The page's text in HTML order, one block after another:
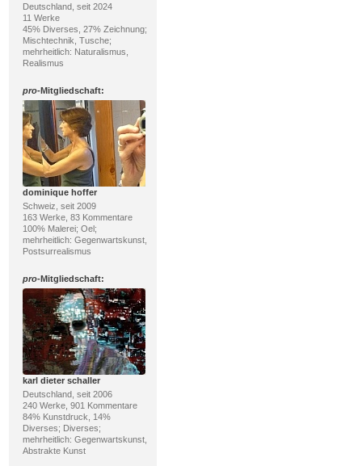
Deutschland, seit 2024
11 Werke
45% Diverses, 27% Zeichnung;
Mischtechnik, Tusche;
mehrheitlich: Naturalismus,
Realismus
pro-Mitgliedschaft:
dominique hoffer
Schweiz, seit 2009
163 Werke, 83 Kommentare
100% Malerei; Oel;
mehrheitlich: Gegenwartskunst,
Postsurrealismus
pro-Mitgliedschaft:
karl dieter schaller
Deutschland, seit 2006
240 Werke, 901 Kommentare
84% Kunstdruck, 14%
Diverses; Diverses;
mehrheitlich: Gegenwartskunst,
Abstrakte Kunst